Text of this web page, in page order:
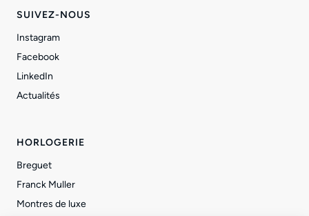
SUIVEZ-NOUS
Instagram
Facebook
LinkedIn
Actualités
HORLOGERIE
Breguet
Franck Muller
Montres de luxe